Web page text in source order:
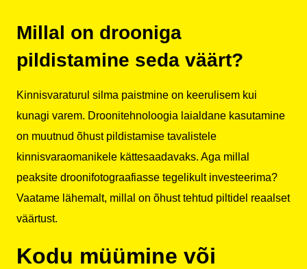
Millal on drooniga
pildistamine seda väärt?
Kinnisvaraturul silma paistmine on keerulisem kui
kunagi varem. Droonitehnoloogia laialdane kasutamine
on muutnud õhust pildistamise tavalistele
kinnisvaraomanikele kättesaadavaks. Aga millal
peaksite droonifotograafiasse tegelikult investeerima?
Vaatame lähemalt, millal on õhust tehtud piltidel reaalset
väärtust.
Kodu müümine või